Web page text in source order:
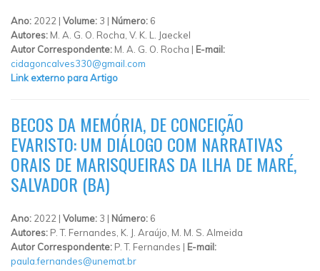
Ano: 2022 | Volume: 3 | Número: 6
Autores: M. A. G. O. Rocha, V. K. L. Jaeckel
Autor Correspondente: M. A. G. O. Rocha | E-mail:
cidagoncalves330@gmail.com
Link externo para Artigo
BECOS DA MEMÓRIA, DE CONCEIÇÃO
EVARISTO: UM DIÁLOGO COM NARRATIVAS
ORAIS DE MARISQUEIRAS DA ILHA DE MARÉ,
SALVADOR (BA)
Ano: 2022 | Volume: 3 | Número: 6
Autores: P. T. Fernandes, K. J. Araújo, M. M. S. Almeida
Autor Correspondente: P. T. Fernandes | E-mail:
paula.fernandes@unemat.br